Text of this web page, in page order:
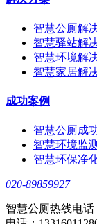
智慧公厕解
智慧驿站解
智慧环境解
智慧家居解
成功案例
智慧公厕成
智慧环境监
智慧环保净
020-89859927
智慧公厕热线电话